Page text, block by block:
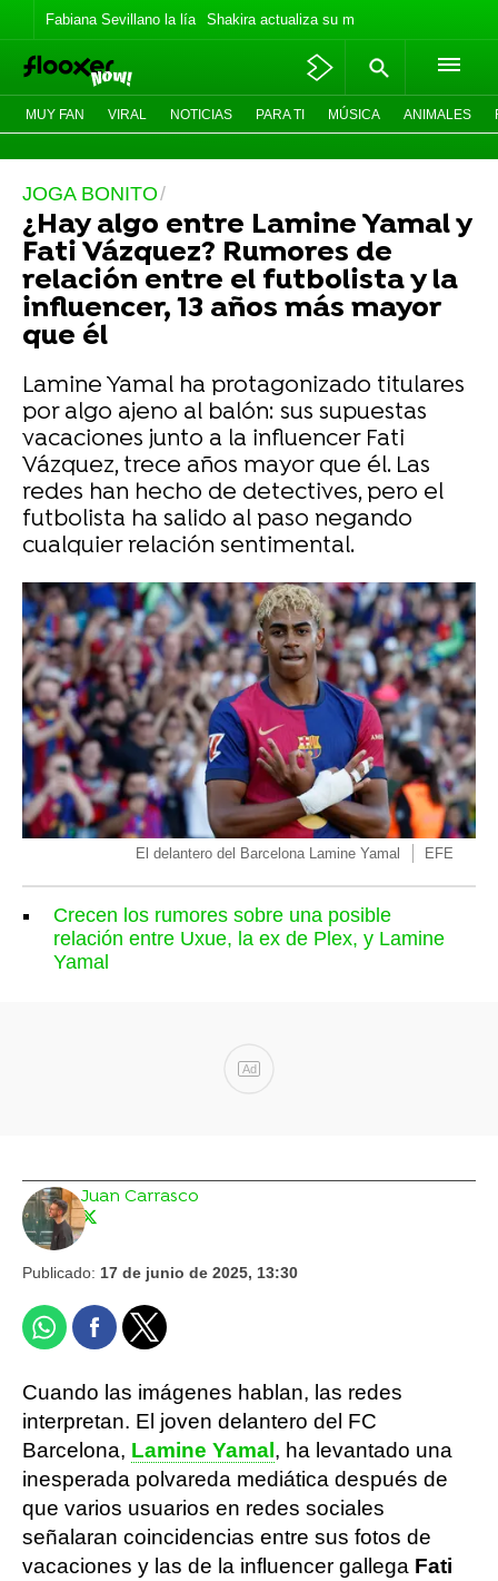
Fabiana Sevillano la lía Shakira actualiza su meme
MUY FAN VIRAL NOTICIAS PARA TI MÚSICA ANIMALES
JOGA BONITO
¿Hay algo entre Lamine Yamal y
Fati Vázquez? Rumores de
relación entre el futbolista y la
influencer, 13 años más mayor
que él
Lamine Yamal ha protagonizado titulares
por algo ajeno al balón: sus supuestas
vacaciones junto a la influencer Fati
Vázquez, trece años mayor que él. Las
redes han hecho de detectives, pero el
futbolista ha salido al paso negando
cualquier relación sentimental.
El delantero del Barcelona Lamine Yamal EFE
Crecen los rumores sobre una posible
relación entre Uxue, la ex de Plex, y Lamine
Yamal
Ad
Juan Carrasco
Publicado: 17 de junio de 2025, 13:30
Cuando las imágenes hablan, las redes
interpretan. El joven delantero del FC
Barcelona, Lamine Yamal, ha levantado una
inesperada polvareda mediática después de
que varios usuarios en redes sociales
señalaran coincidencias entre sus fotos de
vacaciones y las de la influencer gallega Fati